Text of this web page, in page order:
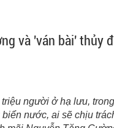
và 'ván bài' thủy
triệu người ở hạ lưu,
nước, ai sẽ chịu